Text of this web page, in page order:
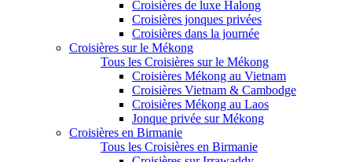
Croisières de luxe Halong
Croisières jonques privées
Croisières dans la journée
Croisières sur le Mékong
Tous les Croisières sur le Mékong
Croisières Mékong au Vietnam
Croisières Vietnam & Cambodge
Croisières Mékong au Laos
Jonque privée sur Mékong
Croisières en Birmanie
Tous les Croisières en Birmanie